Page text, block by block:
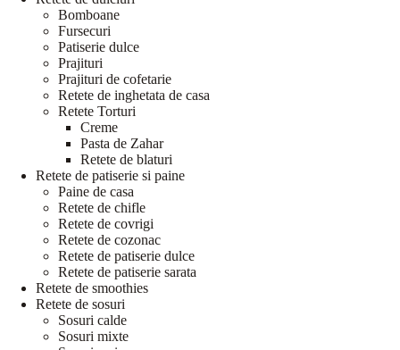
Bomboane
Fursecuri
Patiserie dulce
Prajituri
Prajituri de cofetarie
Retete de inghetata de casa
Retete Torturi
Creme
Pasta de Zahar
Retete de blaturi
Retete de patiserie si paine
Paine de casa
Retete de chifle
Retete de covrigi
Retete de cozonac
Retete de patiserie dulce
Retete de patiserie sarata
Retete de smoothies
Retete de sosuri
Sosuri calde
Sosuri mixte